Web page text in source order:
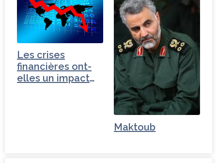
Les crises
financières ont-
elles un impact
Maktoub